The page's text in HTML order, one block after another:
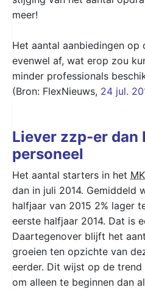
meer!
Het aantal aanbiedingen op
evenwel af, wat erop zou
minder professionals
(Bron: FlexNieuws, 24 jul.
Liever zzp-er dan
personeel
Het aantal starters in het
dan in juli 2014. Gemiddeld
halfjaar van 2015 2% lager
eerste halfjaar 2014. Dat is
Daartegenover blijft het
groeien ten opzichte van
eerder. Dit wijst op de
om alleen te beginnen dan